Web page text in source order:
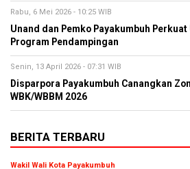
Rabu, 6 Mei 2026 - 10:25 WIB
Unand dan Pemko Payakumbuh
Program Pendampingan
Senin, 13 April 2026 - 07:31 WIB
Disparpora Payakumbuh Canangkan
WBK/WBBM 2026
BERITA TERBARU
Wakil Wali Kota Payakumbuh